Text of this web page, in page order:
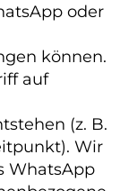
oder
können.
auf
(z. B.
Wir
WhatsApp